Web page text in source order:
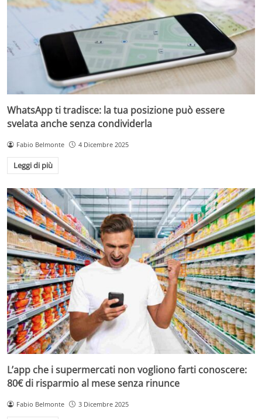
WhatsApp ti tradisce: la tua posizione può essere
svelata anche senza condividerla
Fabio Belmonte 4 Dicembre 2025
Leggi di più
L’app che i supermercati non vogliono farti conoscere:
80€ di risparmio al mese senza rinunce
Fabio Belmonte 3 Dicembre 2025